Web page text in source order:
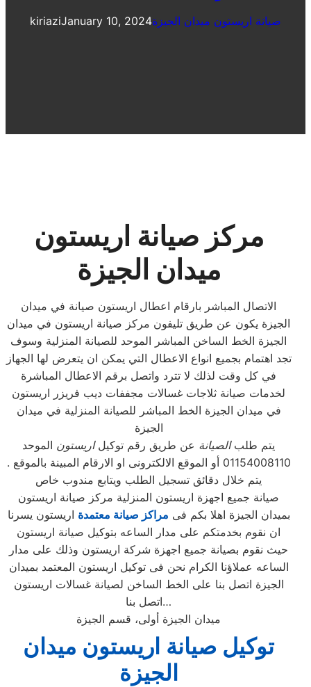
kiriaziJanuary 10, 2024صيانة اريستون ميدان الجيزة
مركز صيانة اريستون
ميدان الجيزة
الاتصال المباشر بارقام اعطال اريستون صيانة في ميدان
الجيزة يكون عن طريق تليفون مركز صيانة اريستون في ميدان
الجيزة الخط الساخن المباشر الموحد للصيانة المنزلية وسوف
تجد اهتمام بجميع انواع الاعطال التي يمكن ان يتعرض لها الجهاز
في كل وقت لذلك لا تترد واتصل برقم الاعطال المباشرة
لخدمات صيانة ثلاجات غسالات مجففات ديب فريزر اريستون
في ميدان الجيزة الخط المباشر للصيانة المنزلية في ميدان
الجيزة
يتم طلبالصيانة عن طريق رقم توكيلاريستون الموحد
01154008110 أو الموقع الالكترونى او الارقام المبينة بالموقع .
يتم خلال دقائق تسجيل الطلب ويتابع مندوب خاص
صيانة جميع اجهزة اريستون المنزلية مركز صيانة اريستون
بميدان الجيزة اهلا بكم فى مراكز صيانة معتمدة اريستون يسرنا
ان نقوم بخدمتكم على مدار الساعه بتوكيل صيانة اريستون
حيث نقوم بصيانة جميع اجهزة شركة اريستون وذلك على مدار
الساعه عملاؤنا الكرام نحن فى توكيل اريستون المعتمد بميدان
الجيزة اتصل بنا على الخط الساخن لصيانة غسالات اريستون
اتصل بنا…
ميدان الجيزة أولى، قسم الجيزة
توكيل صيانة اريستون ميدان
الجيزة